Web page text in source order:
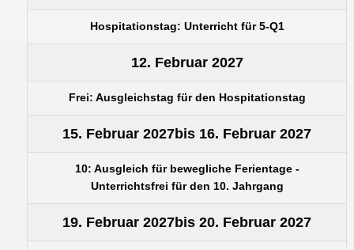
Hospitationstag: Unterricht für 5-Q1
12. Februar 2027
Frei: Ausgleichstag für den Hospitationstag
15. Februar 2027bis 16. Februar 2027
10: Ausgleich für bewegliche Ferientage -
Unterrichtsfrei für den 10. Jahrgang
19. Februar 2027bis 20. Februar 2027